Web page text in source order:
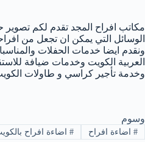
مكاتب افراح المجد تقدم لكم
الوسائل التي يمكن ان تجعل من
ونقدم ايضا خدمات الحفلات
العربية الكويت وخدمات ضيافة
وخدمة تأجير كراسي و طاولات
وسوم
#اضاءة افراح #اضاءة افراح